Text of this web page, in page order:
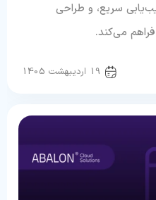
سریع، و طراحی
فراهم می‌کند.
19 اردیبهشت 1405